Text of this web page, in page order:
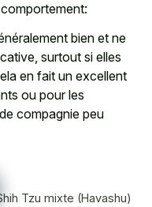
bien et ne
surtout si elles
en fait un excellent
ou pour les
compagnie peu
Tzu mixte (Havashu)